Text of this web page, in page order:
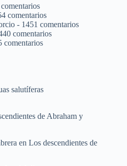
comentarios
- 1451 comentarios
comentarios
comentarios
salutíferas
de Abraham y
en Los descendientes de